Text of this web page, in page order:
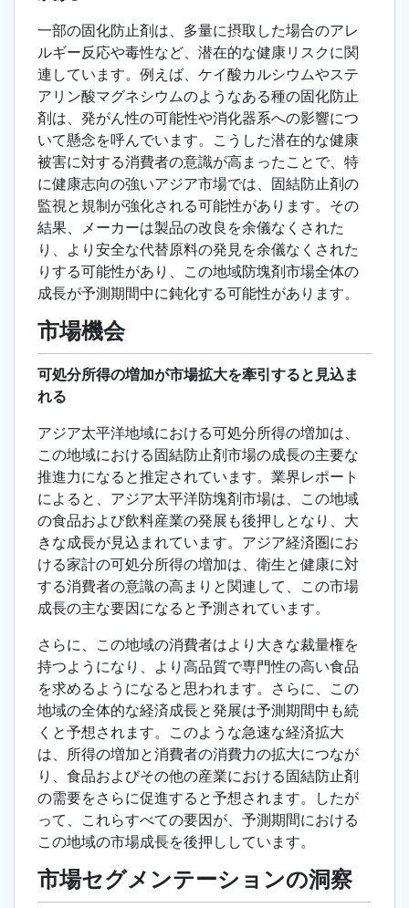
一部の固化防止剤は、多量に摂取した場合のアレ
ルギー反応や毒性など、潜在的な健康リスクに関
連しています。例えば、ケイ酸カルシウムやステ
アリン酸マグネシウムのようなある種の固化防止
剤は、発がん性の可能性や消化器系への影響につ
いて懸念を呼んでいます。こうした潜在的な健康
被害に対する消費者の意識が高まったことで、特
に健康志向の強いアジア市場では、固結防止剤の
監視と規制が強化される可能性があります。その
結果、メーカーは製品の改良を余儀なくされた
り、より安全な代替原料の発見を余儀なくされた
りする可能性があり、この地域防塊剤市場全体の
成長が予測期間中に鈍化する可能性があります。
市場機会
可処分所得の増加が市場拡大を牽引すると見込ま
れる
アジア太平洋地域における可処分所得の増加は、
この地域における固結防止剤市場の成長の主要な
推進力になると推定されています。業界レポート
によると、アジア太平洋防塊剤市場は、この地域
の食品および飲料産業の発展も後押しとなり、大
きな成長が見込まれています。アジア経済圏にお
ける家計の可処分所得の増加は、衛生と健康に対
する消費者の意識の高まりと関連して、この市場
成長の主な要因になると予測されています。
さらに、この地域の消費者はより大きな裁量権を
持つようになり、より高品質で専門性の高い食品
を求めるようになると思われます。さらに、この
地域の全体的な経済成長と発展は予測期間中も続
くと予想されます。このような急速な経済拡大
は、所得の増加と消費者の消費力の拡大につなが
り、食品およびその他の産業における固結防止剤
の需要をさらに促進すると予想されます。したが
って、これらすべての要因が、予測期間における
この地域の市場成長を後押ししています。
市場セグメンテーションの洞察